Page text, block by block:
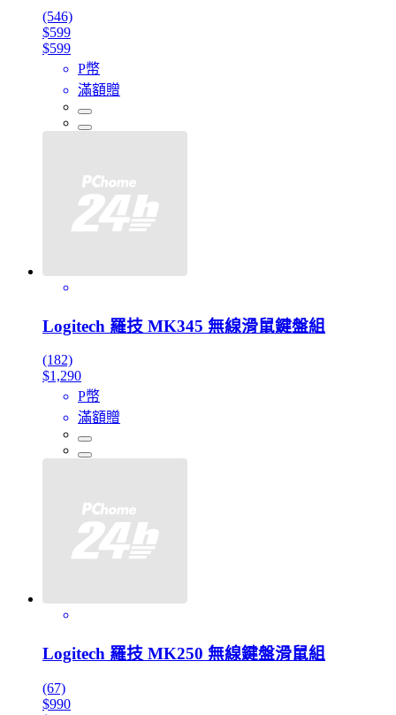
(546)
$599
$599
P幣
滿額贈
Logitech 羅技 MK345 無線滑鼠鍵盤組
(182)
$1,290
P幣
滿額贈
Logitech 羅技 MK250 無線鍵盤滑鼠組
(67)
$990